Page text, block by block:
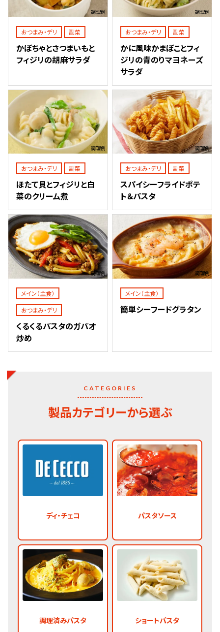
調理例
おつまみ・デリ 副菜
かぼちゃとさつまいもと
フィジリの胡麻サラダ
調理例
おつまみ・デリ 副菜
かに風味かまぼことフィ
ジリの青のりマヨネーズ
サラダ
調理例
おつまみ・デリ 副菜
ほたて貝とフィジリと白
菜のクリーム煮
調理例
おつまみ・デリ 副菜
スパイシーフライドポテ
ト＆パスタ
調理例
メイン（主食）
おつまみ・デリ
くるくるパスタのガパオ
炒め
調理例
メイン（主食）
簡単シーフードグラタン
CATEGORIES
製品カテゴリーから選ぶ
ディ・チェコ パスタソース
調理済みパスタ ショートパスタ